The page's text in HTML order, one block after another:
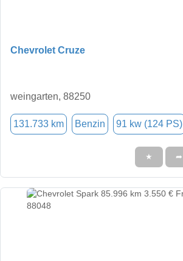
Chevrolet Cruze
weingarten, 88250
131.733 km Benzin 91 kw (124 PS)
★ ➦